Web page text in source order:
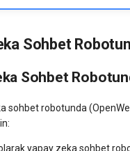
Sohbet
Sohbet
sohbet robotunda
yapay zeka sohbet